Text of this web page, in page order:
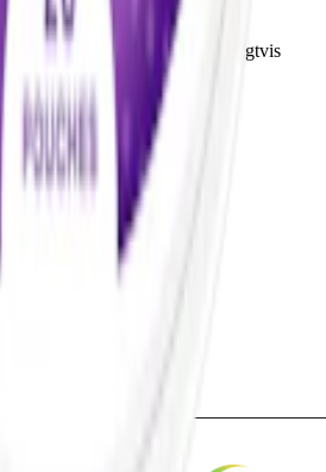
08:00 - 18:00 Vi svarar vanligtvis